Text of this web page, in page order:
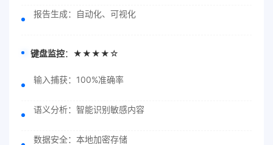
报告生成：自动化、可视化
键盘监控：★★★★☆
输入捕获：100%准确率
语义分析：智能识别敏感内容
数据安全：本地加密存储